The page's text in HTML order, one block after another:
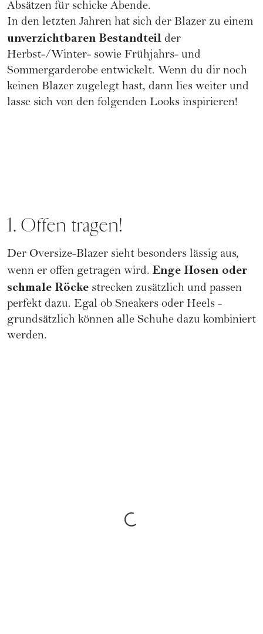
Absätzen für schicke Abende.
In den letzten Jahren hat sich der Blazer zu einem
unverzichtbaren Bestandteil der
Herbst-/Winter- sowie Frühjahrs- und
Sommergarderobe entwickelt. Wenn du dir noch
keinen Blazer zugelegt hast, dann lies weiter und
lasse sich von den folgenden Looks inspirieren!
1. Offen tragen!
Der Oversize-Blazer sieht besonders lässig aus,
wenn er offen getragen wird. Enge Hosen oder
schmale Röcke strecken zusätzlich und passen
perfekt dazu. Egal ob Sneakers oder Heels -
grundsätzlich können alle Schuhe dazu kombiniert
werden.